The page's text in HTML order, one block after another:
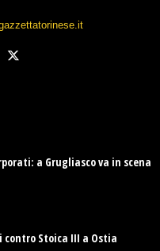
a Grugliasco va in scena
contro Stoica III a Ostia